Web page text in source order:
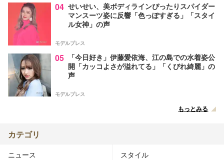
04 せいせい、美ボディラインぴったりスパイダー
マンスーツ姿に反響「色っぽすぎる」「スタイ
ル女神」の声
モデルプレス
05
「今日好き」伊藤愛依海、江の島での水着姿公
開「カッコよさが溢れてる」「くびれ綺麗」の
声
モデルプレス
もっとみる
カテゴリ
ニュース スタイル